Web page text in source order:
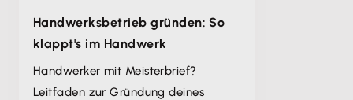
Handwerksbetrieb gründen: So
klappt's im Handwerk
Handwerker mit Meisterbrief?
Leitfaden zur Gründung deines